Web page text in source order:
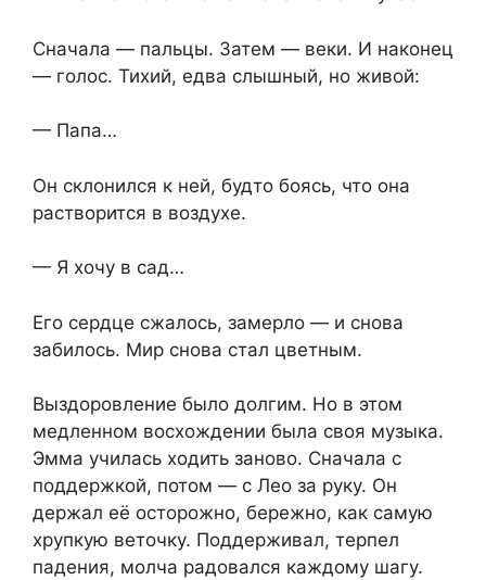
Сначала — пальцы. Затем — веки. И наконец
— голос. Тихий, едва слышный, но живой:
— Папа…
Он склонился к ней, будто боясь, что она
растворится в воздухе.
— Я хочу в сад…
Его сердце сжалось, замерло — и снова
забилось. Мир снова стал цветным.
Выздоровление было долгим. Но в этом
медленном восхождении была своя музыка.
Эмма училась ходить заново. Сначала с
поддержкой, потом — с Лео за руку. Он
держал её осторожно, бережно, как самую
хрупкую веточку. Поддерживал, терпел
падения, молча радовался каждому шагу.